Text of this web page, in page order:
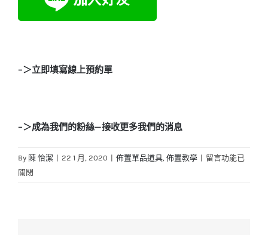
–＞立即填寫線上預約單
–＞成為我們的粉絲—接收更多我們的消息
By 陳 怡潔 | 22 1 月, 2020 | 佈置單品道具, 佈置教學 | 在
留言功能已
關閉